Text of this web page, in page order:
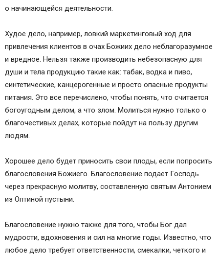
о начинающейся деятельности.
Худое дело, например, ловкий маркетинговый ход для
привлечения клиентов в очах Божиих дело неблагоразумное
и вредное. Нельзя также производить небезопасную для
души и тела продукцию такие как: табак, водка и пиво,
синтетические, канцерогенные и просто опасные продукты
питания. Это все перечислено, чтобы понять, что считается
богоугодным делом, а что злом. Молиться нужно только о
благочестивых делах, которые пойдут на пользу другим
людям.
Хорошее дело будет приносить свои плоды, если попросить
благословения Божиего. Благословение подает Господь
через прекрасную молитву, составленную святым Антонием
из Оптиной пустыни.
Благословение нужно также для того, чтобы Бог дал
мудрости, вдохновения и сил на многие годы. Известно, что
любое дело требует ответственности, смекалки, четкого и